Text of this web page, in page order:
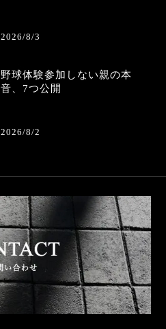
2026/8/3
野球体験参加しない親の本
音、7つ公開
2026/8/2